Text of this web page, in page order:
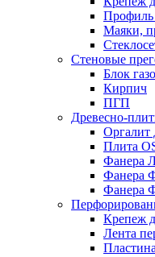
Профиль
Маяки,
Стеновые
Блок
Кирпич
ПГП
Древесно-
Плита
Фанера
Фанера
Фанера
Крепеж
Лента